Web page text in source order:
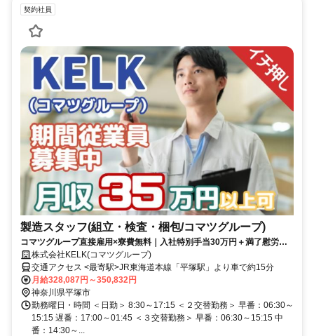
契約社員
製造スタッフ(組立・検査・梱包/コマツグループ)
コマツグループ直接雇用×寮費無料｜入社特別手当30万円＋満了慰労金
40万円｜月収35万円以上可
株式会社KELK(コマツグループ)
交通アクセス <最寄駅>JR東海道本線「平塚駅」より車で約15分
月給328,087円～350,832円
神奈川県平塚市
勤務曜日・時間 ＜日勤＞ 8:30～17:15 ＜２交替勤務＞ 早番：06:30～
15:15 遅番：17:00～01:45 ＜３交替勤務＞ 早番：06:30～15:15 中
番：14:30～...